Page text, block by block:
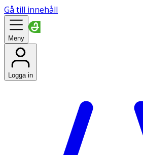
Gå till innehåll
Meny
Logga in